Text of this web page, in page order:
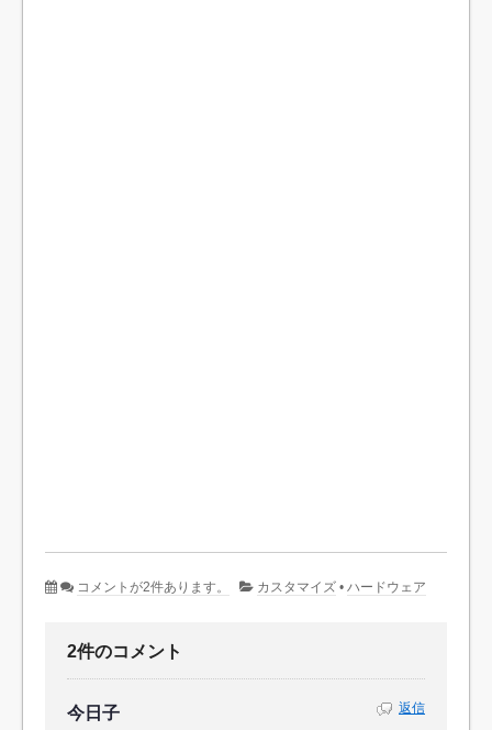
コメントが2件あります。 カスタマイズ •ハードウェア
2件のコメント
今日子 返信